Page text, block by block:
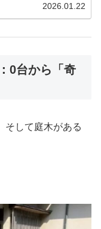
す。
2026.01.22
0台から「奇
そして庭木がある